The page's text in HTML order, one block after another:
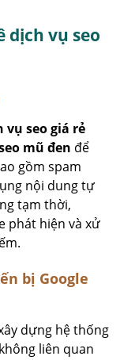
dịch vụ seo
seo giá rẻ
mũ đen để
gồm spam
nội dung tự
tạm thời,
phát hiện và xử
bị Google
dựng hệ thống
liên quan